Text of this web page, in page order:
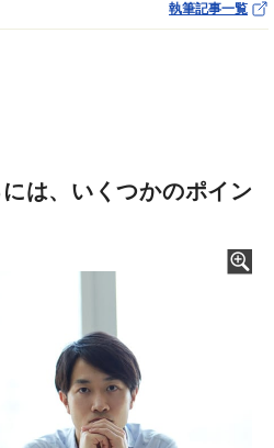
執筆記事一覧
は、いくつかのポイン